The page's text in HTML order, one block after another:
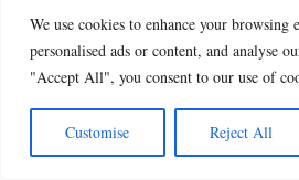
We use cookies to enhance your browsing
personalised ads or content, and analyse
"Accept All", you consent to our use of
Customise Reject All